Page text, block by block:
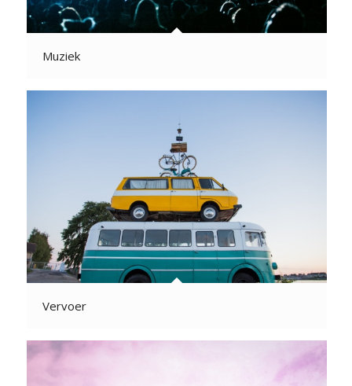
Muziek
Vervoer